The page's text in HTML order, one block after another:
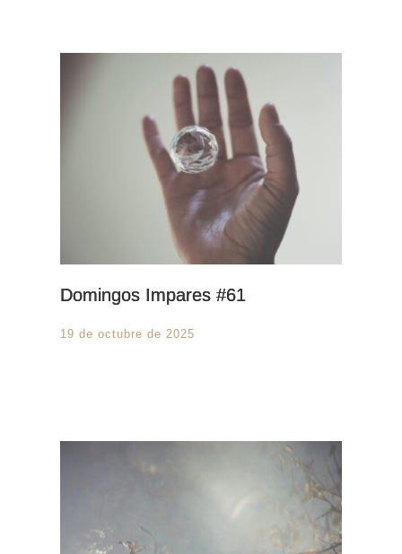
Domingos Impares #61
19 de octubre de 2025